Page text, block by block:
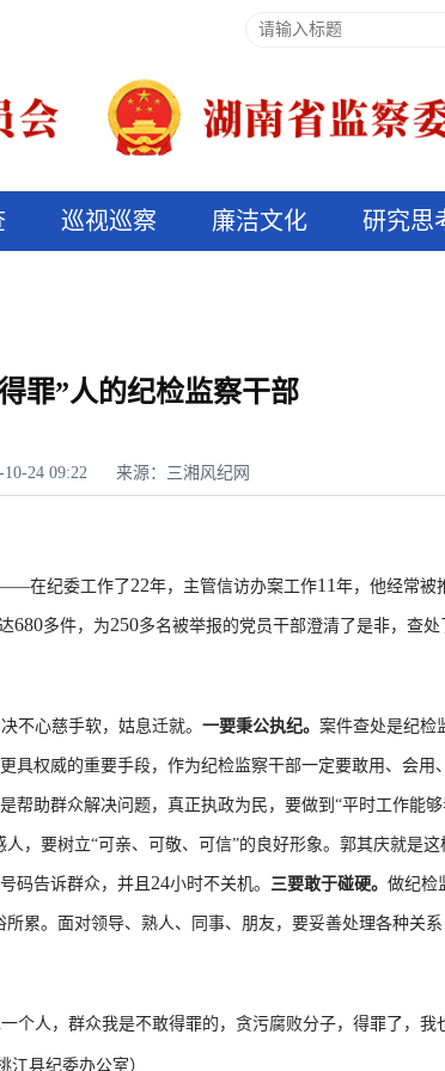
巡视巡察 廉洁文化 研究思
罪”人的纪检监察干部
24 09:22 来源：三湘风纪网
在纪委工作了22年，主管信访办案工作11 年，他经常被
680多件，为250多名被举报的党员干部澄清了是非，查处
不心慈手软，姑息迁就。 一要秉公执纪。 案件查处是纪检
权威的重要手段，作为纪检监察干部一定要敢用、会用
帮助群众解决问题，真正执政为民，要做到“平时工作能
，要树立“可亲、可敬、可信”的良好形象。郭其庆就是
码告诉群众，并且 24小时不关机。 三要敢于碰硬。 做纪检
累。面对领导、熟人、同事、朋友，要妥善处理各种关
个人，群众我是不敢得罪的，贪污腐败分子，得罪了，我
江县纪委办公室）